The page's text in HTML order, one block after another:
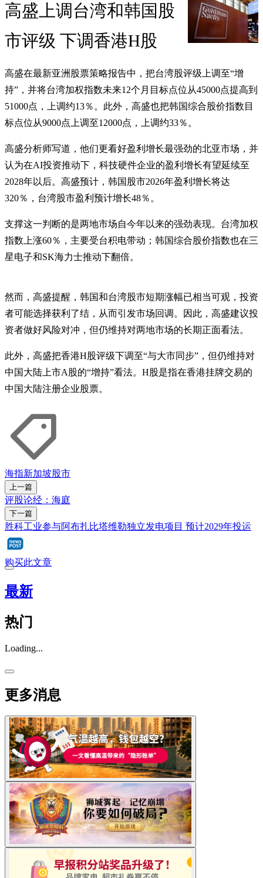
高盛上调台湾和韩国股
市评级 下调香港H股
高盛在最新亚洲股票策略报告中，把台湾股评级上调至“增
持”，并将台湾加权指数未来12个月目标点位从45000点提高到
51000点，上调约13％。此外，高盛也把韩国综合股价指数目
标点位从9000点上调至12000点，上调约33％。
高盛分析师写道，他们更看好盈利增长最强劲的北亚市场，并
认为在AI投资推动下，科技硬件企业的盈利增长有望延续至
2028年以后。高盛预计，韩国股市2026年盈利增长将达
320％，台湾股市盈利预计增长48％。
支撑这一判断的是两地市场自今年以来的强劲表现。台湾加权
指数上涨60％，主要受台积电带动；韩国综合股价指数也在三
星电子和SK海力士推动下翻倍。
然而，高盛提醒，韩国和台湾股市短期涨幅已相当可观，投资
者可能选择获利了结，从而引发市场回调。因此，高盛建议投
资者做好风险对冲，但仍维持对两地市场的长期正面看法。
此外，高盛把香港H股评级下调至“与大市同步”，但仍维持对
中国大陆上市A股的“增持”看法。H股是指在香港挂牌交易的
中国大陆注册企业股票。
海指新加坡股市
上一篇
评股论经：海庭
下一篇
胜科工业参与阿布扎比塔维勒独立发电项目 预计2029年投运
购买此文章
最新
热门
Loading...
更多消息